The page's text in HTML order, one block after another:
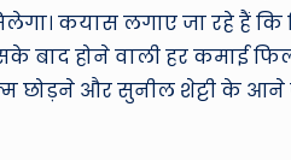
कयास लगाए जा रहे हैं
होने वाली हर कमाई
छोड़ने और सुनील शेट्टी के आने